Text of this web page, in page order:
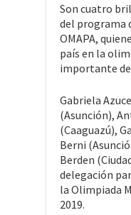
Son cuatro
del programa
OMAPA,
país en la
importante de
Gabriela
(Asunción),
(Caaguazú),
Berni
Berden
delegación
la Olimpiada
2019.